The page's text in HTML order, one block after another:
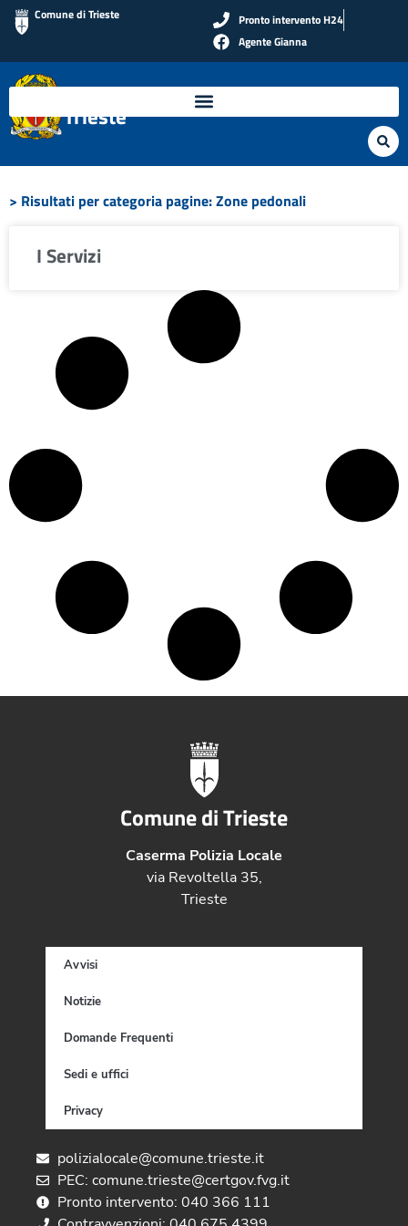
Comune di Trieste
Pronto intervento H24
Agente Gianna
Polizia Locale di
Trieste
> Risultati per categoria pagine: Zone pedonali
I Servizi
Comune di Trieste
Caserma Polizia Locale
via Revoltella 35,
Trieste
Avvisi
Notizie
Domande Frequenti
Sedi e uffici
Privacy
polizialocale@comune.trieste.it
PEC: comune.trieste@certgov.fvg.it
Pronto intervento: 040 366 111